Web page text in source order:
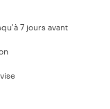
7 jours avant